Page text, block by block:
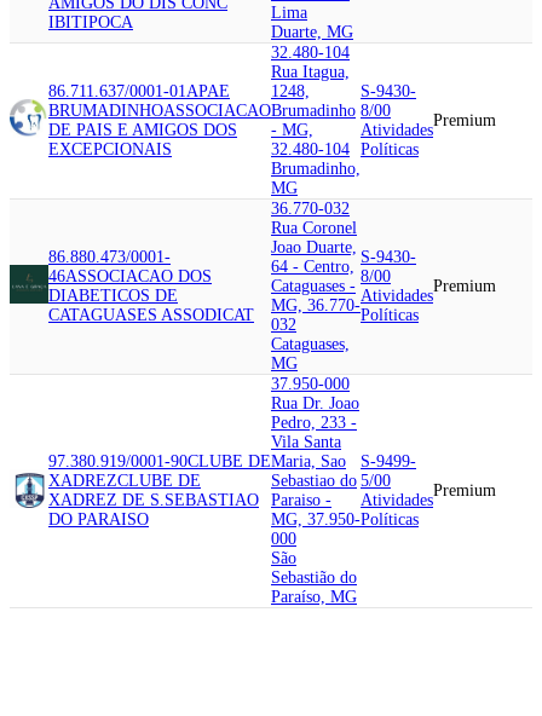
IBITIPOCA
Lima
Duarte, MG
86.711.637/0001-01APAE
BRUMADINHOASSOCIACAO
DE PAIS E AMIGOS DOS
EXCEPCIONAIS
32.480-104
Rua Itagua,
1248,
Brumadinho
- MG,
32.480-104
Brumadinho,
MG
S-9430-
8/00
Atividades
Políticas
Premium
86.880.473/0001-
46ASSOCIACAO DOS
DIABETICOS DE
CATAGUASES ASSODICAT
36.770-032
Rua Coronel
Joao Duarte,
64 - Centro,
Cataguases -
MG, 36.770-
032
Cataguases,
MG
S-9430-
8/00
Atividades
Políticas
Premium
97.380.919/0001-90CLUBE DE
XADREZCLUBE DE
XADREZ DE S.SEBASTIAO
DO PARAISO
37.950-000
Rua Dr. Joao
Pedro, 233 -
Vila Santa
Maria, Sao
Sebastiao do
Paraiso -
MG, 37.950-
000
São
Sebastião do
Paraíso, MG
S-9499-
5/00
Atividades
Políticas
Premium